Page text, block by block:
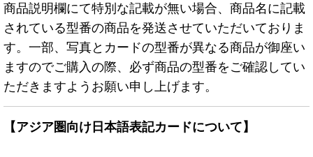
商品説明欄にて特別な記載が無い場合、商品名に記載
されている型番の商品を発送させていただいておりま
す。一部、写真とカードの型番が異なる商品が御座い
ますのでご購入の際、必ず商品の型番をご確認してい
ただきますようお願い申し上げます。
【アジア圏向け日本語表記カードについて】